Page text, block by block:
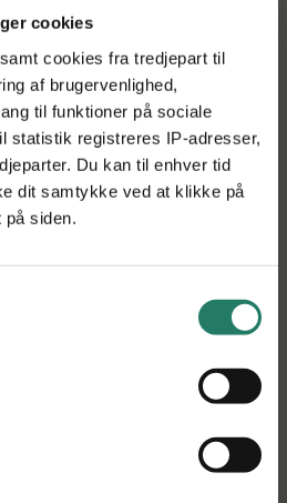
cookies
cookies fra tredjepart til
af brugervenlighed,
til funktioner på sociale
statistik registreres IP-adresser,
Du kan til enhver tid
dit samtykke ved at klikke på
på siden.
tilbageholdes. Desuden bliver
har en infektion,” forklarer
at omkostningerne er endnu
kvægbønder, fordi
at mælken fra behandlede køer
tid.
Diagnostic får succes i
lave ”digitale køer” ud fra de
omfattende registreringsarbejde
at kunne
registreringer med en dansk